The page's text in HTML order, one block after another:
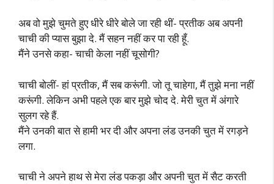
अब वो मुझे चुमते हुए धीरे धीरे बोले जा रही थीं- प्रतीक अब अपनी
चाची की प्यास बुझा दे. मैं सहन नहीं कर पा रही हूँ.
मैंने उनसे कहा- चाची केला नहीं चूसोगी?
चाची बोलीं- हां प्रतीक, मैं सब करूंगी. जो तू चाहेगा, मैं तुझे मना नहीं
करूंगी. लेकिन अभी पहले एक बार मुझे चोद दे. मेरी चुत में अंगारे
सुलग रहे हैं.
मैंने उनकी बात से हामी भर दी और अपना लंड उनकी चुत में रगड़ने
लगा.
चाची ने अपने हाथ से मेरा लंड पकड़ा और अपनी चुत में सैट करती